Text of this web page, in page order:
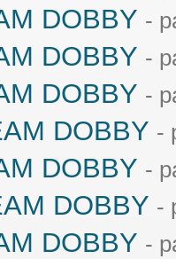
DOBBY -
DOBBY -
DOBBY -
DOBBY -
DOBBY -
DOBBY -
DOBBY -